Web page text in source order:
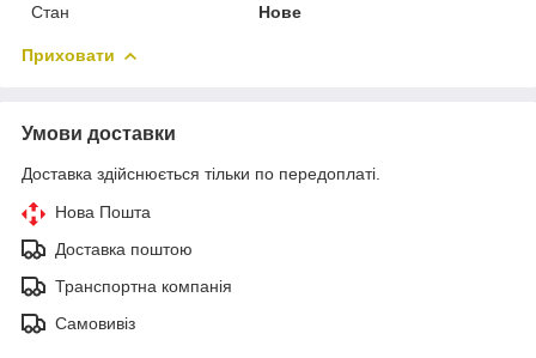
Стан
Нове
Приховати
Умови доставки
Доставка здійснюється тільки по передоплаті.
Нова Пошта
Доставка поштою
Транспортна компанія
Самовивіз